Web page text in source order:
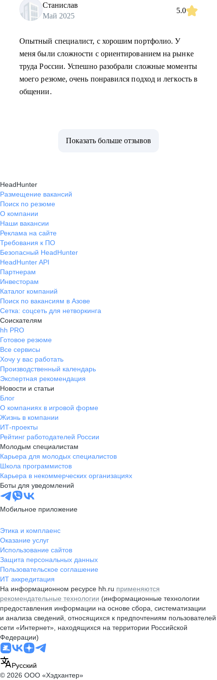
Станислав
Май 2025
5.0
Опытный специалист, с хорошим портфолио. У
меня были сложности с ориентированием на рынке
труда России. Успешно разобрали сложные моменты
моего резюме, очень понравился подход и легкость в
общении.
Показать больше отзывов
HeadHunter
Размещение вакансий
Поиск по резюме
О компании
Наши вакансии
Реклама на сайте
Требования к ПО
Безопасный HeadHunter
HeadHunter API
Партнерам
Инвесторам
Каталог компаний
Поиск по вакансиям в Азове
Сетка: соцсеть для нетворкинга
Соискателям
hh PRO
Готовое резюме
Все сервисы
Хочу у вас работать
Производственный календарь
Экспертная рекомендация
Новости и статьи
Блог
О компаниях в игровой форме
Жизнь в компании
ИТ-проекты
Рейтинг работодателей России
Молодым специалистам
Карьера для молодых специалистов
Школа программистов
Карьера в некоммерческих организациях
Боты для уведомлений
Мобильное приложение
Этика и комплаенс
Оказание услуг
Использование сайтов
Защита персональных данных
Пользовательское соглашение
ИТ аккредитация
На информационном ресурсе hh.ru применяются
рекомендательные технологии (информационные технологии
предоставления информации на основе сбора, систематизации
и анализа сведений, относящихся к предпочтениям пользователей
сети «Интернет», находящихся на территории Российской
Федерации)
Русский
© 2026 ООО «Хэдхантер»